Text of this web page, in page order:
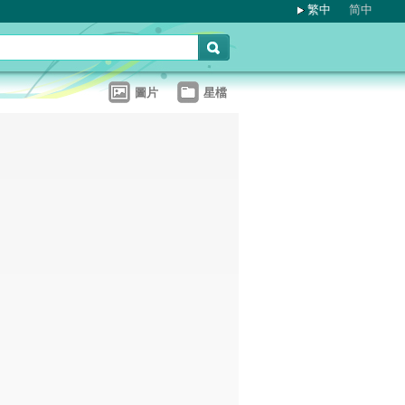
繁中 简中
圖片 星檔